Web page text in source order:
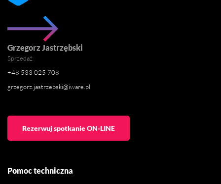
Grzegorz Jastrzębski
Sprzedaż
+48 533 025 708
grzegorz.jastrzebski@iware.pl
Rezerwuj spotkanie ON-LINE
Pomoc techniczna